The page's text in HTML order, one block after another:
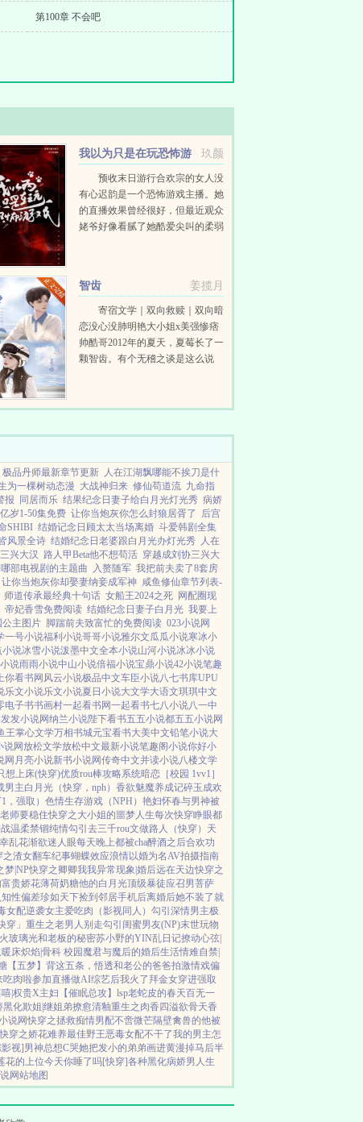
第100章 不会吧
玖颜
我以为只是在玩恐怖游
预收末日游行合欢宗的女人没
有心迟韵是一个恐怖游戏主播。她
的直播效果曾经很好，但最近观众
姥爷好像看腻了她酷爱尖叫的柔弱
姜揽月
智齿
寄宿文学｜双向救赎｜双向暗
恋没心没肺明艳大小姐x美强惨痞
帅酷哥2012年的夏天，夏莓长了一
颗智齿。有个无稽之谈是这么说
时16岁。她爸指着身边女...
极品丹师最新章节更新 人在江湖飘哪能不挨刀是什
为一棵树动态漫 大战神归来 修仙苟道流 九命指
报 同居而乐 结果纪念日妻子给白月光灯光秀 病娇
岁1-50集免费 让你当炮灰你怎么封狼居胥了
后宫
SHIBI 结婚记念日顾太太当场离婚 斗爱韩剧全集
风景全诗 结婚纪念日老婆跟白月光办灯光秀
人在
兴大汉 路人甲Beta他不想苟活 穿越成刘协三兴大
部电视剧的主题曲 入赘随军 我把前夫卖了8套房
让你当炮灰你却娶妻纳妾成军神 咸鱼修仙章节列表-
师道传承最经典十句话 女船王2024之死 网配圈现
帝妃香雪免费阅读 结婚纪念日妻子白月光 我要上
公主图片 脚踹前夫致富忙的免费阅读 023小说网
一号小说福利小说哥哥小说雅尔文瓜瓜小说寒冰小
小说冰雪小说泼墨中文全本小说山河小说冰冰小说
说雨雨小说中山小说倍福小说宝鼎小说42小说笔趣
你看书网 风云小说极品中文车臣小说八七书库UPU
乐文小说乐文小说夏日小说大文学大语文琪琪中文
电子书书画村一起看书网一起看书七八小说八一中
发发小说网纳兰小说陛下看书五五小说都五五小说网
王掌心文学万相书城元宝看书大美中文铅笔小说大
说网放松文学放松中文最新小说笔趣阁小说你好小
网 月亮小说新书小说网传奇中文并读小说八楼文学
想上床(快穿)优质rou棒攻略系统暗恋［校园 1vv1］
男主白月光（快穿，nph） 香欲魅魔养成记碎玉成欢
，强取） 色情生存游戏（NPH） 艳妇怀春与男神被
老师要稳住快穿之大小姐的噩梦人生每次快穿睁眼都
温柔禁锢纯情勾引 去三千rou文做路人（快穿） 天
乱花渐欲迷人眼每天晚上都被cha醉酒之后合欢功
之渣女翻车纪事蝴蝶效应浪情以婚为名AV拍摄指南
梦|NP快穿之卿卿我我异常现象|婚后远在天边快穿之
贵娇花薄荷奶糖他的白月光顶级暴徒应召男菩萨
性偏差珍如天下捡到邻居手机后离婚后她不装了就
女配逆袭女主爱吃肉 （影视同人）勾引深情男主极
」 重生之老男人别走勾引闺蜜男友(NP)末世玩物
玻璃光和老板的秘密苏小野的YIN乱日记撩动心弦|
暖床炽焰|骨科 校园 魔君与魔后的婚后生活情难自禁|
【五梦】背这五条，悟透和老公的爸爸拍激情戏偏
吃肉啦参加直播做AI综艺后我火了 拜金女穿进强取
|权贵X主妇 【催眠总攻】lsp老蛇皮的春天百无一
黑化欺姐|继姐弟撩愈清釉重生之肉香四溢欲骨天香
说网快穿之拯救痴情男配不啻微芒隔壁禽兽的他被
快穿之娇花难养最佳野王恶毒女配不干了我的男主怎
影视]男神总想C哭她把发小的弟弟画进黄漫掉马后半
花的上位今天你睡了吗[快穿]各种黑化病娇男 人生
网站地图